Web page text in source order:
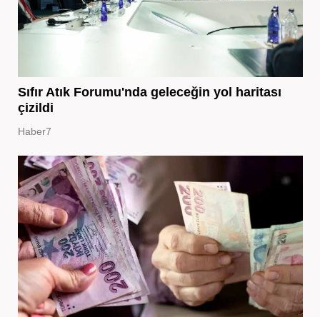
Sıfır Atık Forumu'nda geleceğin yol haritası
çizildi
Haber7